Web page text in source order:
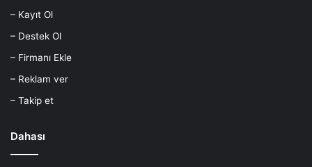
– Kayıt Ol
– Destek Ol
– Firmanı Ekle
– Reklam ver
– Takip et
Dahası